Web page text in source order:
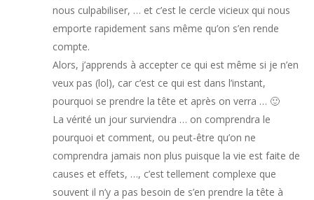
nous culpabiliser, … et c’est le cercle vicieux qui nous
emporte rapidement sans même qu’on s’en rende
compte.
Alors, j’apprends à accepter ce qui est même si je n’en
veux pas (lol), car c’est ce qui est dans l’instant,
pourquoi se prendre la tête et après on verra … 🙂
La vérité un jour surviendra … on comprendra le
pourquoi et comment, ou peut-être qu’on ne
comprendra jamais non plus puisque la vie est faite de
causes et effets, …, c’est tellement complexe que
souvent il n’y a pas besoin de s’en prendre la tête à